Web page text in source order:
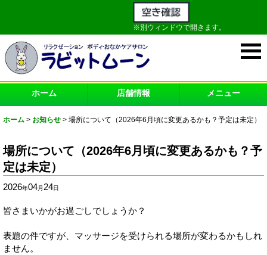
※別ウィンドウで開きます。
ホーム 店舗情報 メニュー
ホーム > お知らせ > 場所について（2026年6月頃に変更あるかも？予定は未定）
場所について（2026年6月頃に変更あるかも？予
定は未定）
2026年04月 24日
皆さまいかがお過ごしでしょうか？
表題の件ですが、マッサージを受けられる場所が変わるかもしれ
ません。